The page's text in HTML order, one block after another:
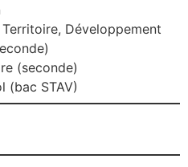
Développement
(seconde)
(bac STAV)